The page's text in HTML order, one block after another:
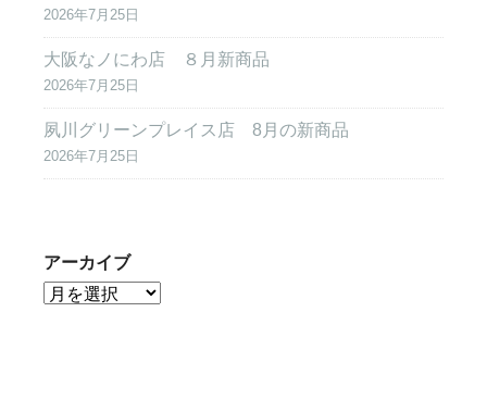
2026年7月25日
大阪なノにわ店 ８月新商品
2026年7月25日
夙川グリーンプレイス店 8月の新商品
2026年7月25日
アーカイブ